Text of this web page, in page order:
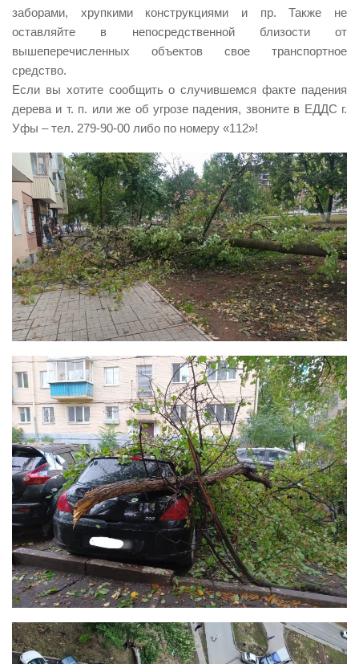
заборами, хрупкими конструкциями и пр. Также не
оставляйте в непосредственной близости от
вышеперечисленных объектов свое транспортное
средство.
Если вы хотите сообщить о случившемся факте падения
дерева и т. п. или же об угрозе падения, звоните в ЕДДС г.
Уфы – тел. 279-90-00 либо по номеру «112»!